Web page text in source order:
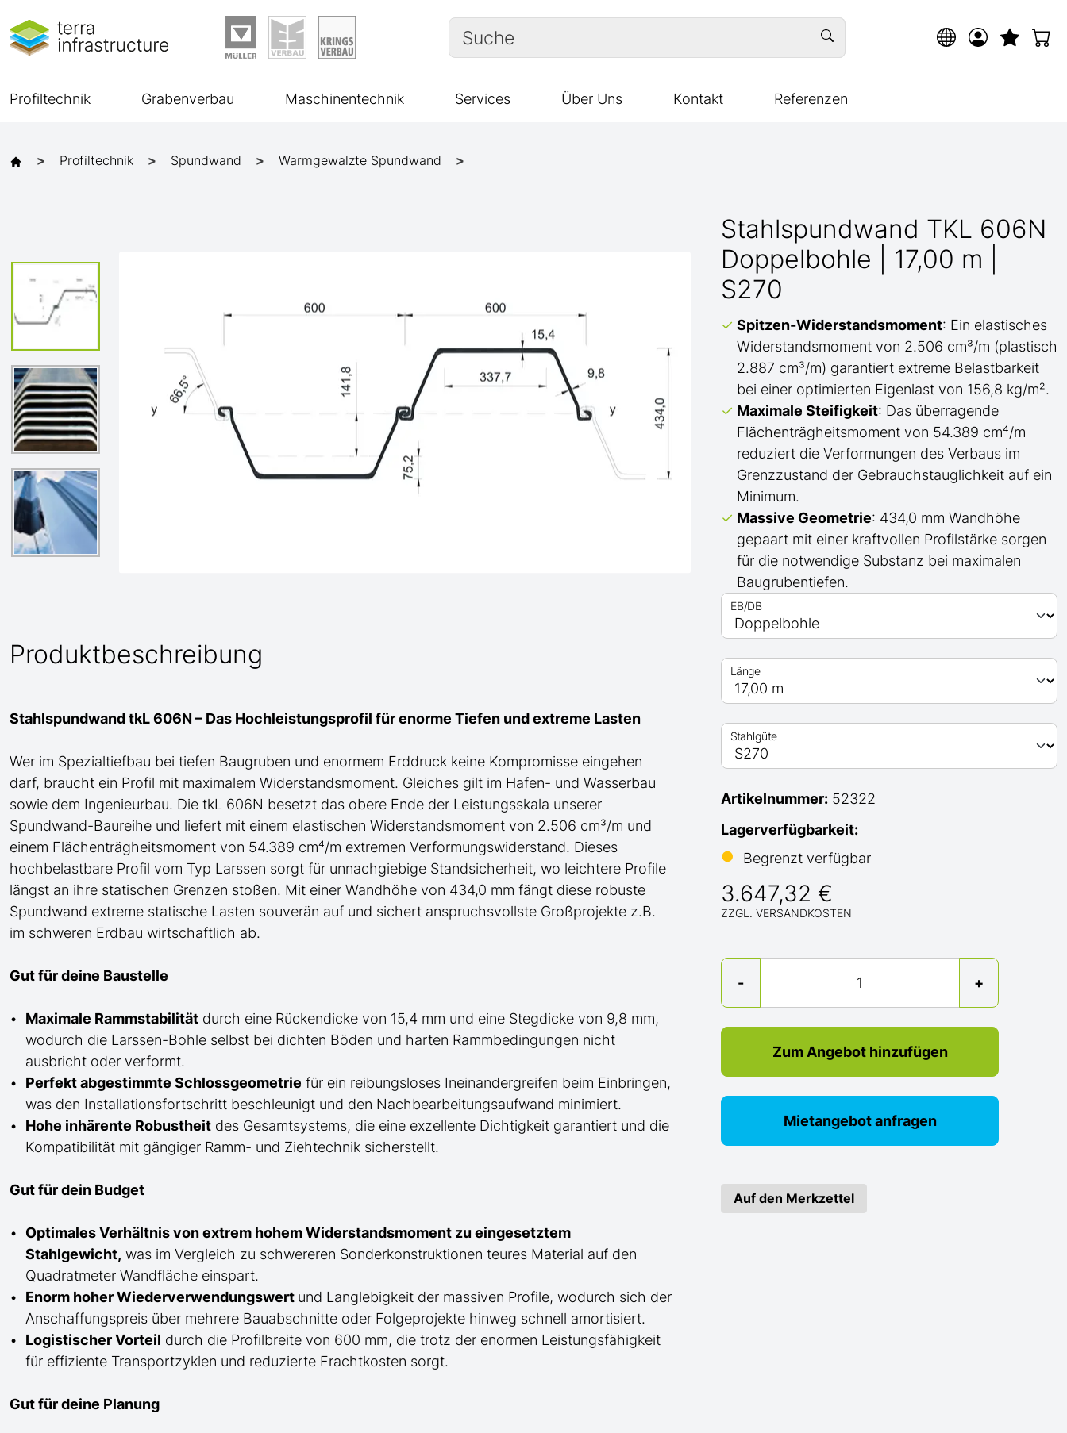
Suche
Profiltechnik Grabenverbau Maschinentechnik Services Über Uns Kontakt Referenzen
Profiltechnik Spundwand Warmgewalzte Spundwand
Produktbeschreibung
Stahlspundwand tkL 606N – Das Hochleistungsprofil fürenorme Tiefen und extreme Lasten
Wer im Spezialtiefbau bei tiefen Baugruben und enormem Erddruck keine Kompromisse eingehen
darf, braucht ein Profil mit maximalem Widerstandsmoment. Gleiches gilt im Hafen- und Wasserbau
sowie dem Ingenieurbau. Die tkL 606N besetzt das obere Ende der Leistungsskala unserer
Spundwand-Baureihe und liefert mit einem elastischen Widerstandsmoment von 2.506 cm³/m und
einem Flächenträgheitsmoment von 54.389 cm⁴/m extremen Verformungswiderstand. Dieses
hochbelastbare Profil vom Typ Larssen sorgt für unnachgiebige Standsicherheit, wo leichtere Profile
längst an ihre statischen Grenzen stoßen. Mit einer Wandhöhe von 434,0 mm fängt diese robuste
Spundwand extreme statische Lasten souverän auf und sichert anspruchsvollste Großprojekte z.B.
im schweren Erdbau wirtschaftlich ab.
Gut für deine Baustelle
Maximale Rammstabilität durch eine Rückendicke von 15,4 mm und eine Stegdicke von 9,8 mm,
wodurch die Larssen-Bohle selbst bei dichten Böden und harten Rammbedingungen nicht
ausbricht oder verformt.
Perfekt abgestimmte Schlossgeometrie für ein reibungsloses Ineinandergreifen beim Einbringen,
was den Installationsfortschritt beschleunigt und den Nachbearbeitungsaufwand minimiert.
Hohe inhärente Robustheit des Gesamtsystems, die eine exzellente Dichtigkeit garantiert und die
Kompatibilität mit gängiger Ramm- und Ziehtechnik sicherstellt.
Gut für dein Budget
Optimales Verhältnis von extrem hohem Widerstandsmoment zu eingesetztem
Stahlgewicht, was im Vergleich zu schwereren Sonderkonstruktionen teures Material auf den
Quadratmeter Wandfläche einspart.
Enorm hoher Wiederverwendungswert und Langlebigkeit der massiven Profile, wodurch sich der
Anschaffungspreis über mehrere Bauabschnitte oder Folgeprojekte hinweg schnell amortisiert.
Logistischer Vorteil durch die Profilbreite von 600 mm, die trotz der enormen Leistungsfähigkeit
für effiziente Transportzyklen und reduzierte Frachtkosten sorgt.
Gut für deine Planung
Stahlspundwand TKL 606N
Doppelbohle | 17,00 m |
S270
Spitzen-Widerstandsmoment: Ein elastisches
Widerstandsmoment von 2.506 cm³/m (plastisch
2.887 cm³/m) garantiert extreme Belastbarkeit
bei einer optimierten Eigenlast von 156,8 kg/m².
Maximale Steifigkeit: Das überragende
Flächenträgheitsmoment von 54.389 cm⁴/m
reduziert die Verformungen des Verbaus im
Grenzzustand der Gebrauchstauglichkeit auf ein
Minimum.
Massive Geometrie: 434,0 mm Wandhöhe
gepaart mit einer kraftvollen Profilstärke sorgen
für die notwendige Substanz bei maximalen
Baugrubentiefen.
EB/DB
Länge
Stahlgüte
Artikelnummer: 52322
Lagerverfügbarkeit:
●
Begrenzt verfügbar
3.647,32 €
ZZGL. VERSANDKOSTEN
-
Menge
+
Zum Angebot hinzufügen
Mietangebot anfragen
Auf den Merkzettel